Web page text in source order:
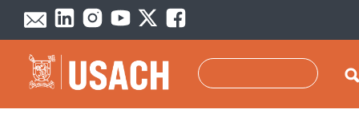
Pasar al contenido principal